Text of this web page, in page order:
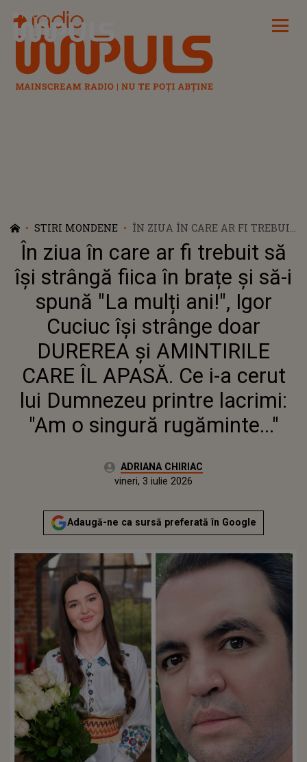
Radio Impuls
STIRI MONDENE
ÎN ZIUA ÎN CARE AR FI TREBUIT
SĂ ÎȘI STRÂNGĂ FIICA ÎN
BRAȚE ȘI SĂ-I SPUNĂ "LA
MULȚI ANI!", IGOR CUCIUC ÎȘI
STRÂNGE DOAR DUREREA ȘI
AMINTIRILE CARE ÎL APASĂ. CE
I-A CERUT LUI DUMNEZEU
PRINTRE LACRIMI: "AM O
SINGURĂ RUGĂMINTE..."
În ziua în care ar fi trebuit să
își strângă fiica în brațe și să-i
spună "La mulți ani!", Igor
Cuciuc își strânge doar
DUREREA și AMINTIRILE
CARE ÎL APASĂ. Ce i-a cerut
lui Dumnezeu printre lacrimi:
"Am o singură rugăminte..."
Autor:ADRIANA CHIRIAC
Actualizat:
vineri, 3 iulie 2026
Adaugă-ne ca sursă preferată în Google